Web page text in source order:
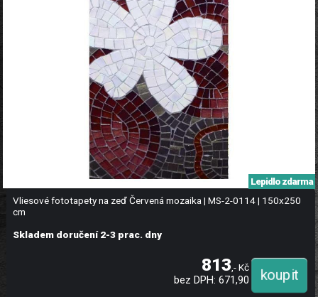
Vliesové fototapety na zeď Červená mozaika | MS-2-0114 | 150x250
cm
Lepidlo zdarma
Skladem doručení 2-3 prac. dny
813,- Kč
bez DPH: 671,90